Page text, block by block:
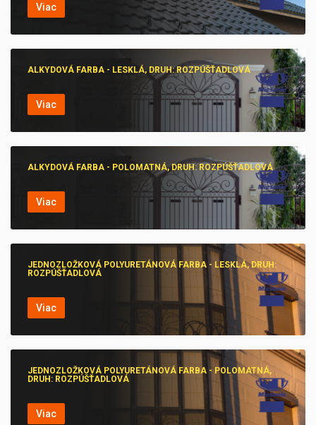
Viac
ALKYDOVÁ FARBA - LESKLÁ, DRUH: ROZPÚŠŤADLOVÁ
Viac
ALKYDOVÁ FARBA - POLOMATNÁ, DRUH: ROZPÚŠŤADLOVÁ
Viac
JEDNOZLOŽKOVÁ POLYURETÁNOVÁ FARBA - LESKLÁ, DRUH:
ROZPÚŠŤADLOVÁ
Viac
JEDNOZLOŽKOVÁ POLYURETÁNOVÁ FARBA - POLOMATNÁ,
DRUH: ROZPÚŠŤADLOVÁ
Viac